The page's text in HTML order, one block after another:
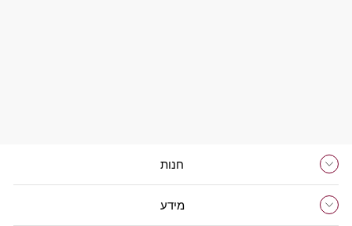
חנות
מידע